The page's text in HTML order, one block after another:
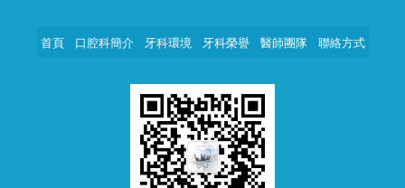
首頁 口腔科簡介 牙科環境 牙科榮譽 醫師團隊 聯絡方式